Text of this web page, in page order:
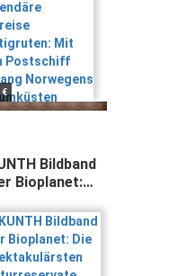
€
Bildband
Bioplanet: